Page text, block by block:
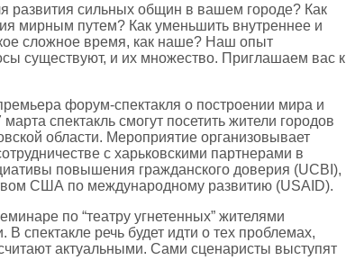
развития сильных общин в вашем городе? Как
мирным путем? Как уменьшить внутреннее и
сложное время, как наше? Наш опыт
существуют, и их множество. Приглашаем вас к
форум-спектакля о построении мира и
спектакль смогут посетить жители городов
области. Мероприятие организовывает
с харьковскими партнерами в
повышения гражданского доверия (UCBI),
США по международному развитию (USAID).
по “театру угнетенных” жителями
В спектакле речь будет идти о тех проблемах,
актуальными. Сами сценаристы выступят